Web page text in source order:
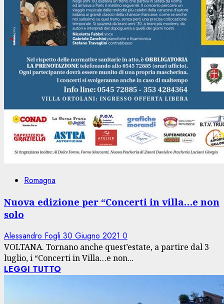
Romagna
Nuova edizione per “Concerti in villa…e non
solo
Alessandro Fogli 30 Giugno 2021 0
VOLTANA. Tornano anche quest’estate, a partire dal 3
luglio, i “Concerti in Villa…e non...
LEGGI TUTTO